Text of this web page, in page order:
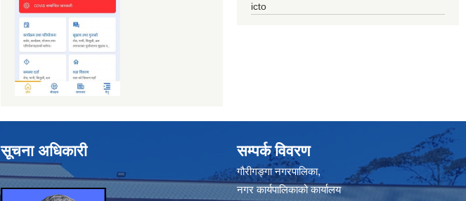
icto
सूचना अधिकारी सम्पर्क विवरण
गौरीगङ्गा नगरपालिका,
नगर कार्यपालिकाको कार्यालय